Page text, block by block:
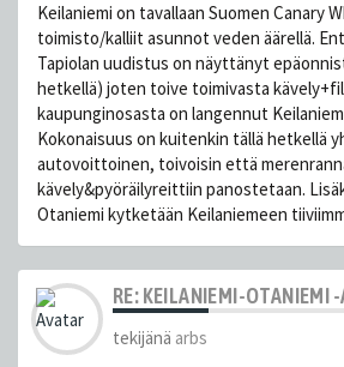
Keilaniemi on tavallaan Suomen Canary
toimisto/kalliit asunnot veden äärellä.
Tapiolan uudistus on näyttänyt
hetkellä) joten toive toimivasta
kaupunginosasta on langennut
Kokonaisuus on kuitenkin tällä hetkellä
autovoittoinen, toivoisin että
kävely&pyöräilyreittiin panostetaan.
Otaniemi kytketään Keilaniemeen
RE: KEILANIEMI-OTANIEMI
tekijänä arbs